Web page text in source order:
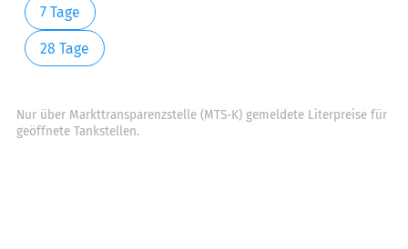
7 Tage
28 Tage
Nur über Markttransparenzstelle (MTS-K) gemeldete Literpreise für
geöffnete Tankstellen.